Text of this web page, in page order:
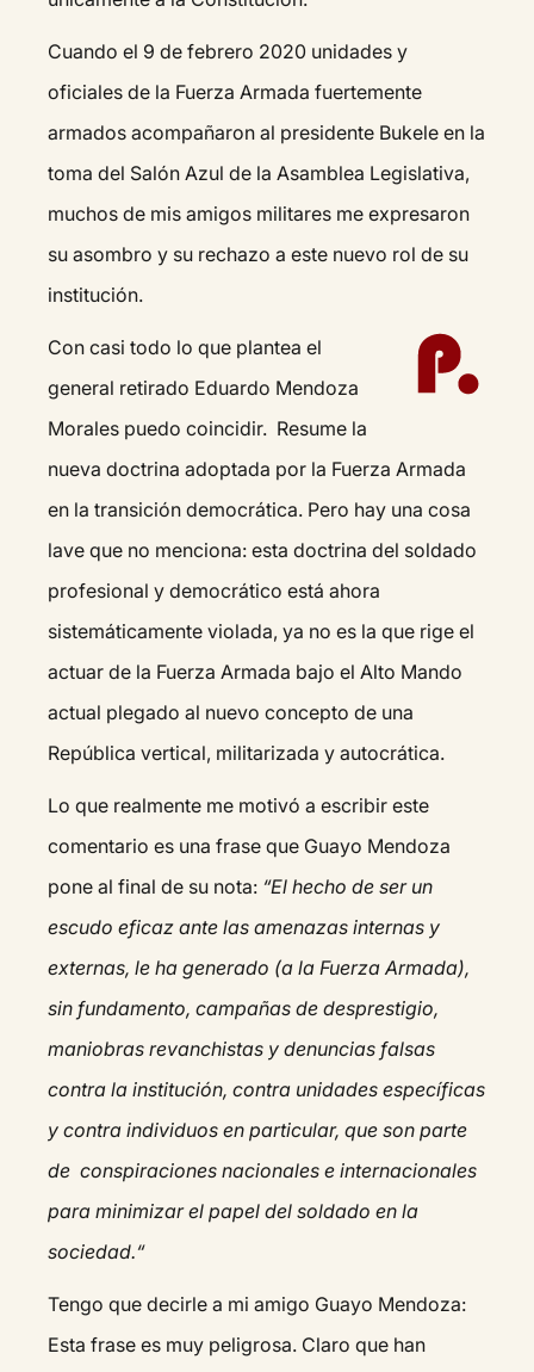
Cuando el 9 de febrero 2020 unidades y
oficiales de la Fuerza Armada fuertemente
armados acompañaron al presidente Bukele en la
toma del Salón Azul de la Asamblea Legislativa,
muchos de mis amigos militares me expresaron
su asombro y su rechazo a este nuevo rol de su
institución.
Con casi todo lo que plantea el
general retirado Eduardo Mendoza
Morales puedo coincidir. Resume la
nueva doctrina adoptada por la Fuerza Armada
en la transición democrática. Pero hay una cosa
lave que no menciona: esta doctrina del soldado
profesional y democrático está ahora
sistemáticamente violada, ya no es la que rige el
actuar de la Fuerza Armada bajo el Alto Mando
actual plegado al nuevo concepto de una
República vertical, militarizada y autocrática.
Lo que realmente me motivó a escribir este
comentario es una frase que Guayo Mendoza
pone al final de su nota: “El hecho de ser un
escudo eficaz ante las amenazas internas y
externas, le ha generado (a la Fuerza Armada),
sin fundamento, campañas de desprestigio,
maniobras revanchistas y denuncias falsas
contra la institución, contra unidades específicas
y contra individuos en particular, que son parte
de conspiraciones nacionales e internacionales
para minimizar el papel del soldado en la
sociedad.“
Tengo que decirle a mi amigo Guayo Mendoza:
Esta frase es muy peligrosa. Claro que han